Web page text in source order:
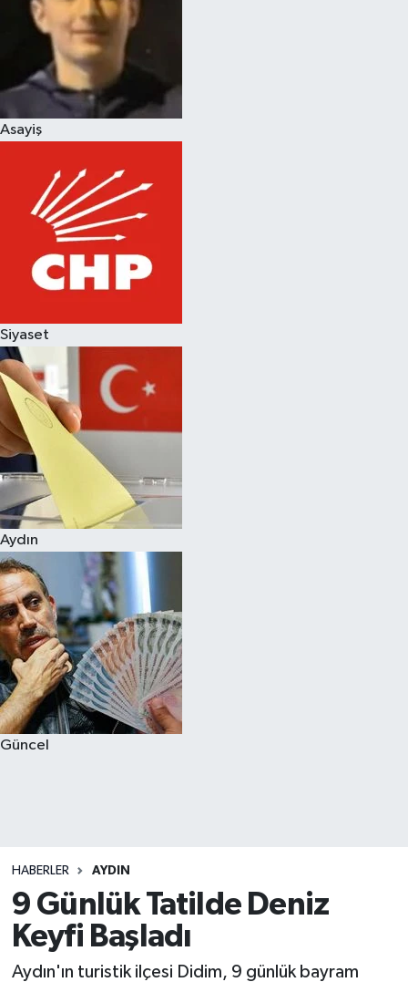
Asayiş
Siyaset
Aydın
Güncel
HABERLER AYDIN
9 Günlük Tatilde Deniz
Keyfi Başladı
Aydın'ın turistik ilçesi Didim, 9 günlük bayram
Magazin